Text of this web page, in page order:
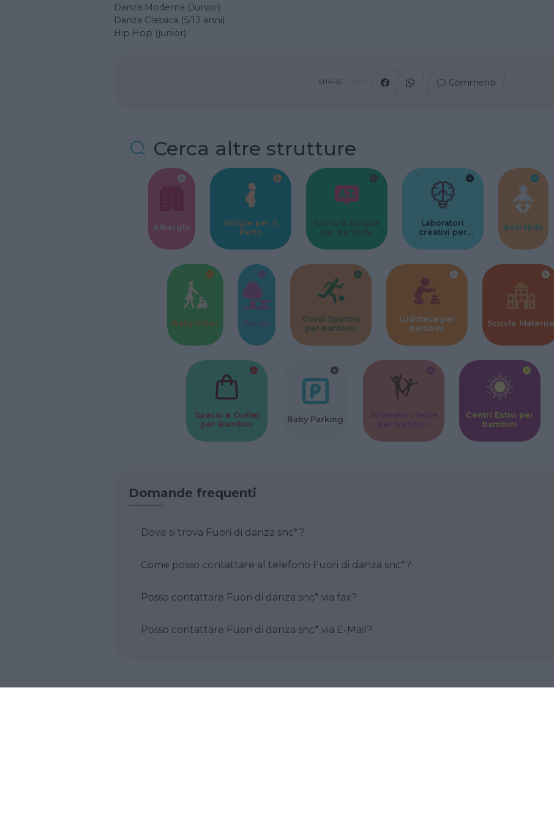
Danza Moderna (Junior)
Danza Classica (5/13 anni)
Hip Hop (junior)
SHARE Commenti
Cerca altre strutture
Alberghi
Valigie per il
Parto
Corsi di Lingua
per bambini
Laboratori
creativi per
Asili Nido
Baby Sitter Parchi
Corsi Sportivi
per bambini
Ludoteca per
bambini
Scuole Materne
Spacci e Outlet
per Bambini
Baby Parking
Centri Estivi per
bambini
Domande frequenti
Dove si trova Fuori di danza snc*?
Come posso contattare al telefono Fuori di danza snc*?
Posso contattare Fuori di danza snc* via fax?
Posso contattare Fuori di danza snc* via E-Mail?